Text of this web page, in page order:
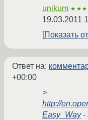
unikum
19.03.2011
Показать
Ответ на:
+00:00
>
http://
Easy_Way-